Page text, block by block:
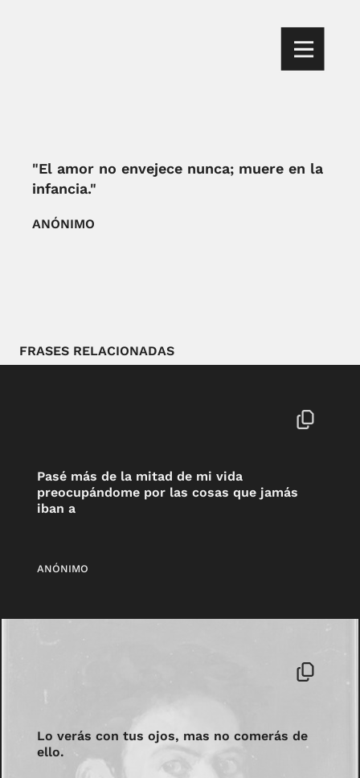
"El amor no envejece nunca; muere en la
infancia."
ANÓNIMO
FRASES RELACIONADAS
Pasé más de la mitad de mi vida
preocupándome por las cosas que jamás
iban a
ANÓNIMO
Lo verás con tus ojos, mas no comerás de
ello.